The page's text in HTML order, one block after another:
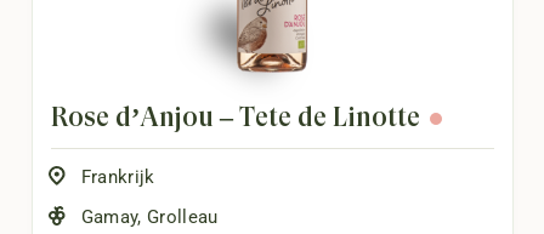
Rosé d’Anjou – Tête de Linotte
Frankrijk
Gamay, Grolleau